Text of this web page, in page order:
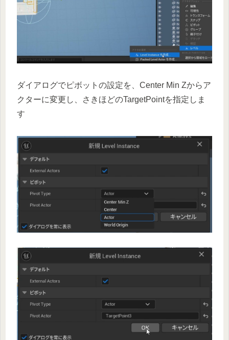
ダイアログでピボットの設定を、Center Min Zからア
クターに変更し、さきほどのTargetPointを指定しま
す